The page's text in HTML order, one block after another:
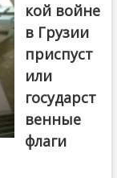
кой войне
в Грузии
приспуст
или
государст
венные
флаги